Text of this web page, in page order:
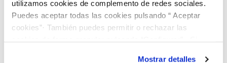
utilizamos cookies de complemento de redes sociales.
Puedes aceptar todas las cookies pulsando “ Aceptar
cookies”· También puedes permitir o rechazar las
Mostrar detalles